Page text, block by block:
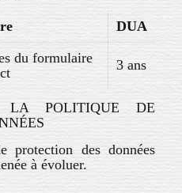
DUA
du formulaire
3 ans
LA POLITIQUE DE
protection des données
à évoluer.